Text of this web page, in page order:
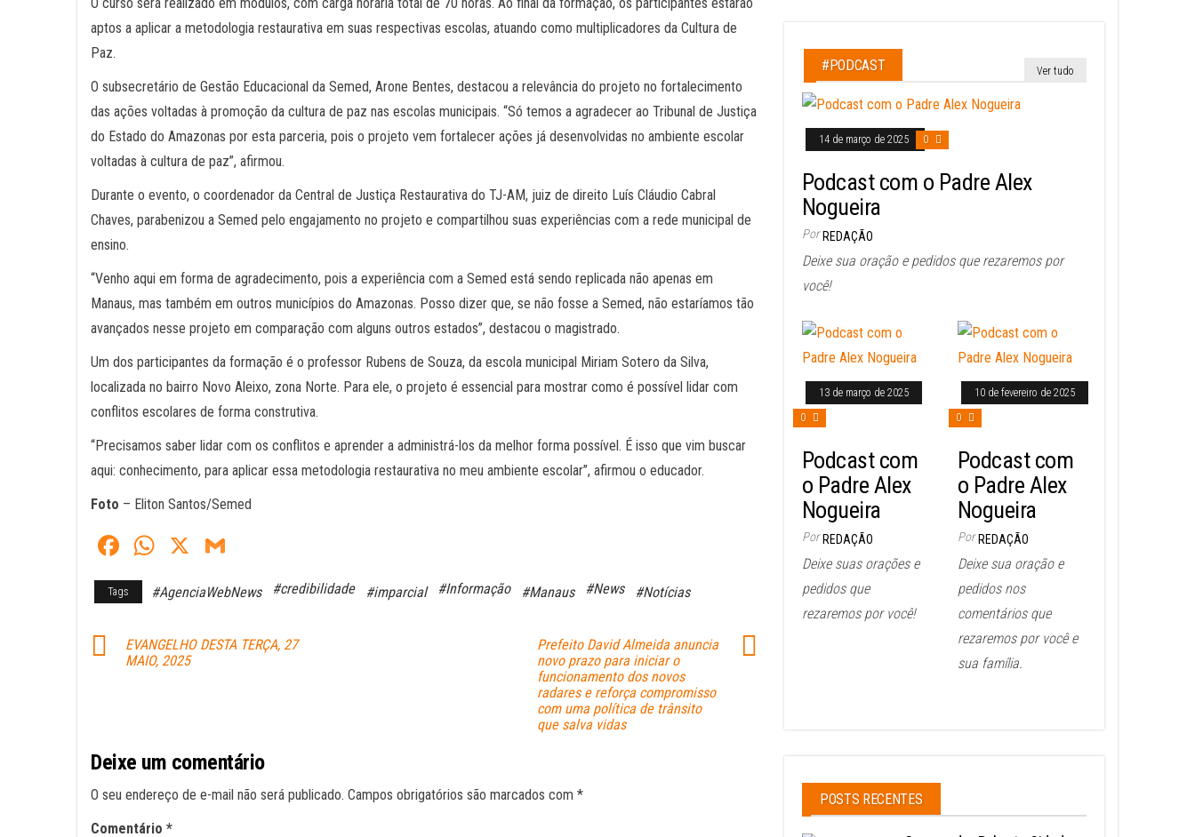
aptos a aplicar a metodologia restaurativa em suas respectivas escolas, atuando como multiplicadores da Cultura de
Paz.
O subsecretário de Gestão Educacional da Semed, Arone Bentes, destacou a relevância do projeto no fortalecimento
das ações voltadas à promoção da cultura de paz nas escolas municipais. “Só temos a agradecer ao Tribunal de Justiça
do Estado do Amazonas por esta parceria, pois o projeto vem fortalecer ações já desenvolvidas no ambiente escolar
voltadas à cultura de paz”, afirmou.
Durante o evento, o coordenador da Central de Justiça Restaurativa do TJ-AM, juiz de direito Luís Cláudio Cabral
Chaves, parabenizou a Semed pelo engajamento no projeto e compartilhou suas experiências com a rede municipal de
ensino.
“Venho aqui em forma de agradecimento, pois a experiência com a Semed está sendo replicada não apenas em
Manaus, mas também em outros municípios do Amazonas. Posso dizer que, se não fosse a Semed, não estaríamos tão
avançados nesse projeto em comparação com alguns outros estados”, destacou o magistrado.
Um dos participantes da formação é o professor Rubens de Souza, da escola municipal Miriam Sotero da Silva,
localizada no bairro Novo Aleixo, zona Norte. Para ele, o projeto é essencial para mostrar como é possível lidar com
conflitos escolares de forma construtiva.
“Precisamos saber lidar com os conflitos e aprender a administrá-los da melhor forma possível. É isso que vim buscar
aqui: conhecimento, para aplicar essa metodologia restaurativa no meu ambiente escolar”, afirmou o educador.
Foto – Eliton Santos/Semed
Fa
ce
bo
ok
W
ts
A
pp
X
ail
Tags #AgenciaWebNews #credibilidade #imparcial #Informação #Manaus #News #Notícias
EVANGELHO DESTA TERÇA, 27
MAIO, 2025
Prefeito David Almeida anuncia
novo prazo para iniciar o
funcionamento dos novos
radares e reforça compromisso
com uma política de trânsito
que salva vidas
Deixe um comentário
O seu endereço de e-mail não será publicado. Campos obrigatórios são marcados com *
Comentário *
#PODCAST Ver tudo
14 de março de 2025 0
Podcast com o Padre Alex
Nogueira
Por REDAÇÃO
Deixe sua oração e pedidos que rezaremos por
você!
13 de março de 2025
0
Podcast com
o Padre Alex
Nogueira
Por REDAÇÃO
Deixe suas orações e
pedidos que
rezaremos por você!
10 de fevereiro de 2025
0
Podcast com
o Padre Alex
Nogueira
Por REDAÇÃO
Deixe sua oração e
pedidos nos
comentários que
rezaremos por você e
sua família.
POSTS RECENTES